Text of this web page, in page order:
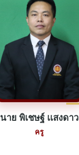
นาย พิเชษฐ์ เเสงดาว
ครู